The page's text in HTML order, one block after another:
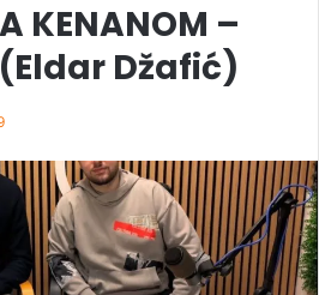
KENANOM –
Džafić)